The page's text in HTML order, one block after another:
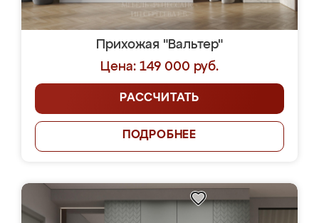
Прихожая "Вальтер"
Цена: 149 000 руб.
РАССЧИТАТЬ
ПОДРОБНЕЕ